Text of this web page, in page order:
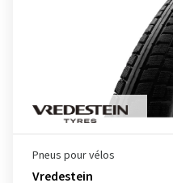
Pneus pour vélos
Vredestein